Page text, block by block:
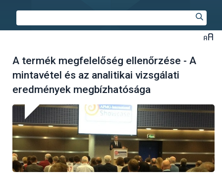
A termék megfelelőség ellenőrzése - A
mintavétel és az analitikai vizsgálati
eredmények megbízhatósága